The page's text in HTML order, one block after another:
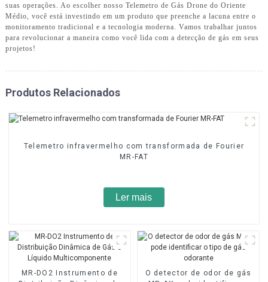
suas operações. Ao escolher nosso Telemetro de Gás Drone do Oriente
Médio, você está investindo em um produto que preenche a lacuna entre o
monitoramento tradicional e a tecnologia moderna. Vamos trabalhar juntos
para revolucionar a maneira como você lida com a detecção de gás em seus
projetos!
Produtos Relacionados
Telemetro infravermelho com transformada de Fourier
MR-FAT
Ler mais
MR-DO2 Instrumento de
O detector de odor de gás